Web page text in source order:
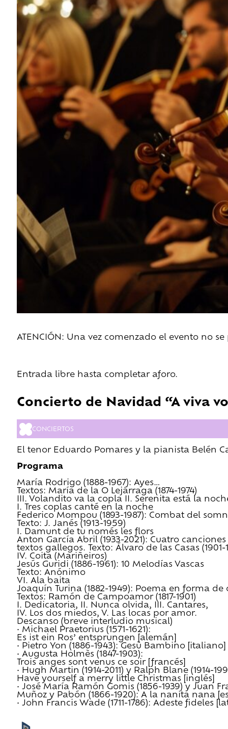
ATENCIÓN: Una vez comenzado el evento no
Entrada libre hasta completar aforo.
Concierto de Navidad “A viva
CONCIERTOS
El tenor Eduardo Pomares y la pianista Belén
Programa
María Rodrigo (1888-1967): Ayes…
Textos: María de la O Lejárraga (1874-1974)
III. Volandito va la copla II. Serenita está la
I. Tres coplas canté en la noche
Federico Mompou (1893-1987): Combat del
Texto: J. Janés (1913-1959)
I. Damunt de tu només les flors
Anton García Abril (1933-2021): Cuatro
textos gallegos. Texto: Álvaro de las Casas (1901-
IV. Coita (Mariñeiros)
Jesús Guridi (1886-1961): 10 Melodías Vascas
Texto: Anónimo
VI. Ala baita
Joaquín Turina (1882-1949): Poema en forma de
Textos: Ramón de Campoamor (1817-1901)
I. Dedicatoria, II. Nunca olvida, III. Cantares,
IV. Los dos miedos, V. Las locas por amor.
Descanso (breve interludio musical)
• Michael Praetorius (1571-1621):
Es ist ein Ros’ entsprungen [alemán]
• Pietro Yon (1886-1943): Gesù Bambino [italiano]
• Augusta Holmès (1847-1903):
Trois anges sont venus ce soir [francés]
• Hugh Martin (1914-2011) y Ralph Blane (1914-
Have yourself a merry little Christmas [inglés]
• José María Ramón Gomis (1856-1939) y Juan
Muñoz y Pabón (1866-1920): A la nanita nana
• John Francis Wade (1711-1786): Adeste fideles